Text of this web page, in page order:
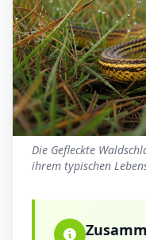
Die Gefleckte
ihrem typischen